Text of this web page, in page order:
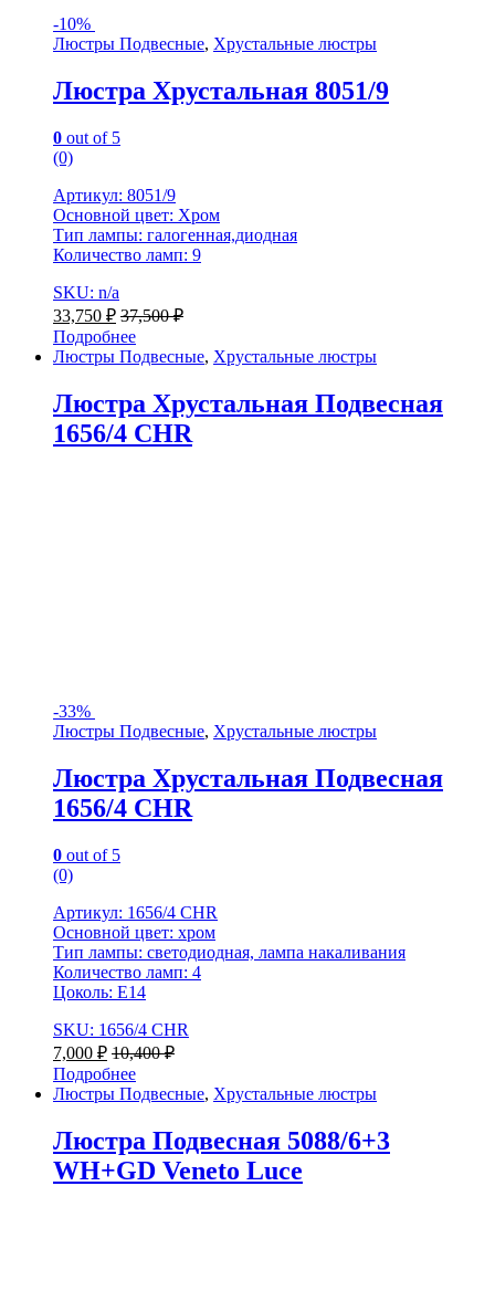
-10%
Люстры Подвесные, Хрустальные люстры
Люстра Хрустальная 8051/9
0 out of 5
(0)
Артикул: 8051/9
Основной цвет: Хром
Тип лампы: галогенная,диодная
Количество ламп: 9
SKU: n/a
33,750 ₽ 37,500₽
Подробнее
Люстры Подвесные, Хрустальные люстры
Люстра Хрустальная Подвесная
1656/4 CHR
-33%
Люстры Подвесные, Хрустальные люстры
Люстра Хрустальная Подвесная
1656/4 CHR
0 out of 5
(0)
Артикул: 1656/4 CHR
Основной цвет: хром
Тип лампы: светодиодная, лампа накаливания
Количество ламп: 4
Цоколь: E14
SKU: 1656/4 CHR
7,000 ₽ 10,400₽
Подробнее
Люстры Подвесные, Хрустальные люстры
Люстра Подвесная 5088/6+3
WH+GD Veneto Luce